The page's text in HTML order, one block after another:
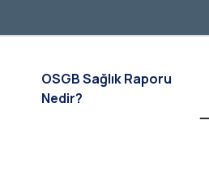
OSGB Sağlık Raporu
Nedir?